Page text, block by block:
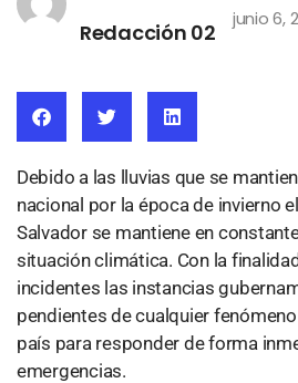
Redacción 02
junio 6,
Debido a las lluvias que se
nacional por la época de invierno
Salvador se mantiene en
situación climática. Con la
incidentes las instancias
pendientes de cualquier
país para responder de forma
emergencias.